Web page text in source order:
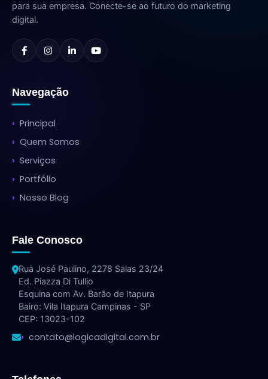
para sua empresa. Conecte-se ao futuro do marketing
digital.
Navegação
Principal
Quem Somos
Serviços
Portfólio
Nosso Blog
Fale Conosco
Rua José Paulino, 2278 Salas 23/24
Ed. Piazza Di Tullio
Esquina com Av. Barão de Itapura
Bairo: Vila Itapura Campinas - SP
CEP: 13023-102
contato@logicadigital.com.br